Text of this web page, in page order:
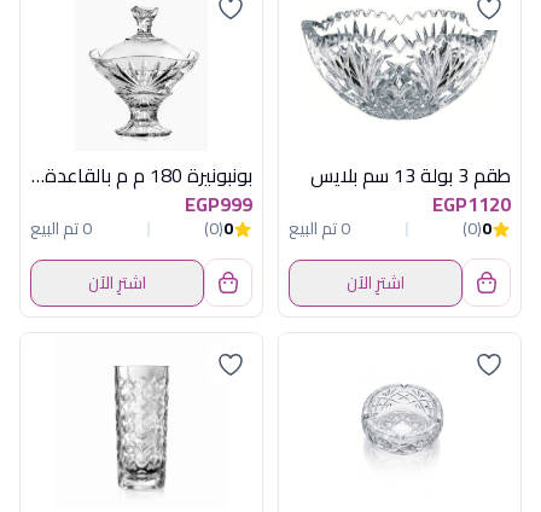
طقم 3 بولة 13 سم بلايس
EGP1120
0
(0)
0 تم البيع
اشترِ الآن
بونبونيرة 180 م م بالقاعدة اوزايس
EGP999
0
(0)
0 تم البيع
اشترِ الآن